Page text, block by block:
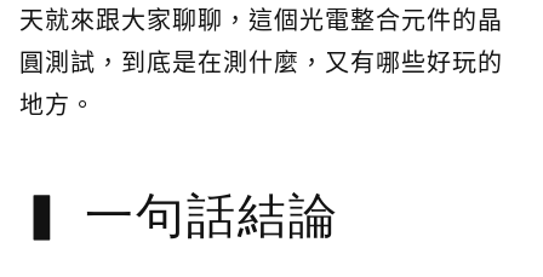
天就來跟大家聊聊，這個光電整合元件的晶
圓測試，到底是在測什麼，又有哪些好玩的
地方。
一句話結論